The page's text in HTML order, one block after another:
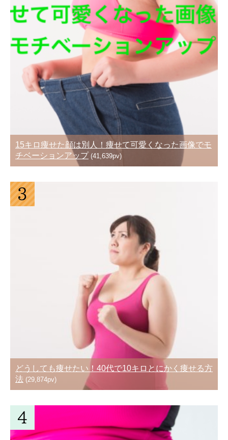
15キロ痩せた顔は別人！痩せて可愛くなった画像でモ
チベーションアップ (41,639pv)
どうしても痩せたい！40代で10キロとにかく痩せる方
法 (29,874pv)